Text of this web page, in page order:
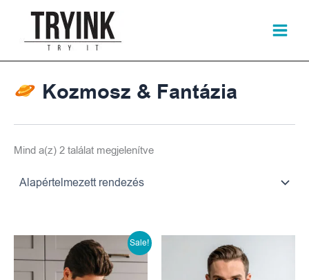
content
Kozmosz & Fantázia
Mind a(z) 2 találat megjelenítve
Sale!
Original
price
Current
price